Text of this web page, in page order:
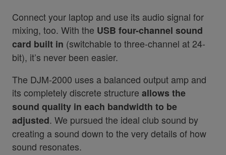
Connect your laptop and use its audio signal for
mixing, too. With the USB four-channel sound
card built in (switchable to three-channel at 24-
bit), it’s never been easier.
The DJM-2000 uses a balanced output amp and
its completely discrete structure allows the
sound quality in each bandwidth to be
adjusted. We pursued the ideal club sound by
creating a sound down to the very details of how
sound resonates.